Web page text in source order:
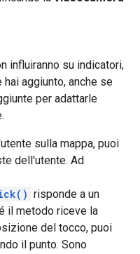
influiranno su indicatori,
aggiunto, anche se
per adattarle
sulla mappa, puoi
dell'utente. Ad
risponde a un
il metodo riceve la
del tocco, puoi
il punto. Sono